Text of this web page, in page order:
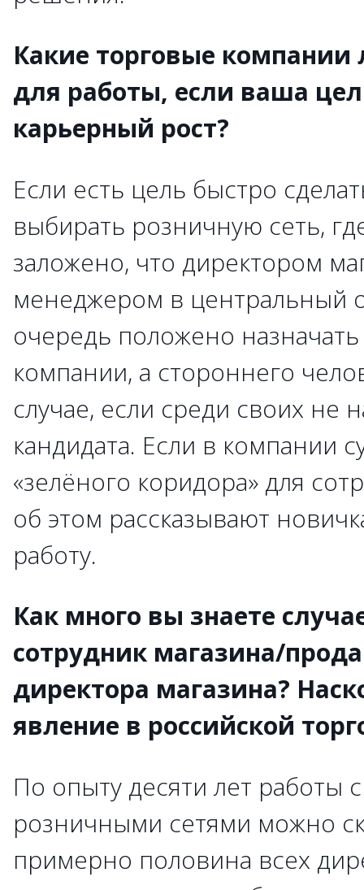
Какие торговые
для работы, если ваша
карьерный рост?
Если есть цель быстро
выбирать розничную сеть,
заложено, что директором
менеджером в центральный
очередь положено назначать
компании, а стороннего
случае, если среди своих не
кандидата. Если в компании
«зелёного коридора» для
об этом рассказывают
работу.
Как много вы знаете
сотрудник магазина/
директора магазина?
явление в российской
По опыту десяти лет работы
розничными сетями можно
примерно половина всех